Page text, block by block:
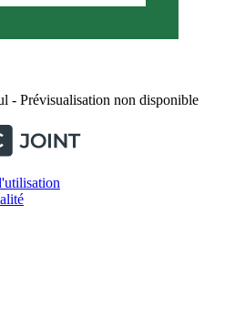
- Prévisualisation non disponible